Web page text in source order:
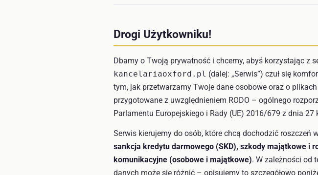
Drogi Użytkowniku!
Dbamy o Twoją prywatność i chcemy, abyś korzystając z
kancelariaoxford.pl (dalej: „Serwis”) czuł się
tym, jak przetwarzamy Twoje dane osobowe oraz o
przygotowane z uwzględnieniem RODO – ogólnego
Parlamentu Europejskiego i Rady (UE) 2016/679 z dnia 27
Serwis kierujemy do osób, które chcą dochodzić roszczeń
sankcja kredytu darmowego (SKD), szkody majątkowe i
komunikacyjne (osobowe i majątkowe). W zależności od
danych może się różnić – opisujemy to szczegółowo